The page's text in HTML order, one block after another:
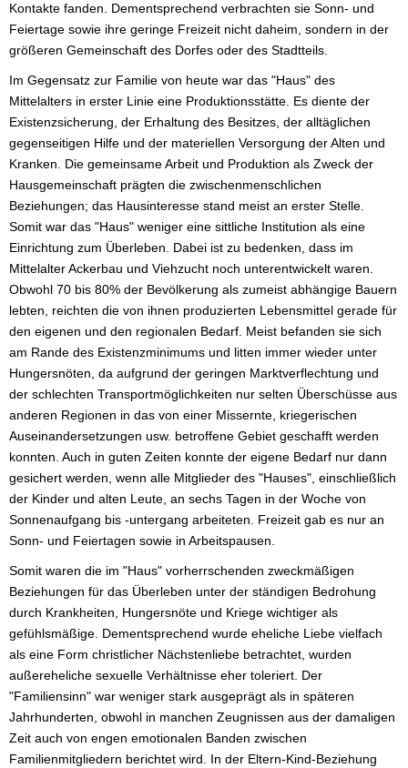
Kontakte fanden. Dementsprechend verbrachten sie Sonn- und
Feiertage sowie ihre geringe Freizeit nicht daheim, sondern in der
größeren Gemeinschaft des Dorfes oder des Stadtteils.
Im Gegensatz zur Familie von heute war das "Haus" des
Mittelalters in erster Linie eine Produktionsstätte. Es diente der
Existenzsicherung, der Erhaltung des Besitzes, der alltäglichen
gegenseitigen Hilfe und der materiellen Versorgung der Alten und
Kranken. Die gemeinsame Arbeit und Produktion als Zweck der
Hausgemeinschaft prägten die zwischenmenschlichen
Beziehungen; das Hausinteresse stand meist an erster Stelle.
Somit war das "Haus" weniger eine sittliche Institution als eine
Einrichtung zum Überleben. Dabei ist zu bedenken, dass im
Mittelalter Ackerbau und Viehzucht noch unterentwickelt waren.
Obwohl 70 bis 80% der Bevölkerung als zumeist abhängige Bauern
lebten, reichten die von ihnen produzierten Lebensmittel gerade für
den eigenen und den regionalen Bedarf. Meist befanden sie sich
am Rande des Existenzminimums und litten immer wieder unter
Hungersnöten, da aufgrund der geringen Marktverflechtung und
der schlechten Transportmöglichkeiten nur selten Überschüsse aus
anderen Regionen in das von einer Missernte, kriegerischen
Auseinandersetzungen usw. betroffene Gebiet geschafft werden
konnten. Auch in guten Zeiten konnte der eigene Bedarf nur dann
gesichert werden, wenn alle Mitglieder des "Hauses", einschließlich
der Kinder und alten Leute, an sechs Tagen in der Woche von
Sonnenaufgang bis -untergang arbeiteten. Freizeit gab es nur an
Sonn- und Feiertagen sowie in Arbeitspausen.
Somit waren die im "Haus" vorherrschenden zweckmäßigen
Beziehungen für das Überleben unter der ständigen Bedrohung
durch Krankheiten, Hungersnöte und Kriege wichtiger als
gefühlsmäßige. Dementsprechend wurde eheliche Liebe vielfach
als eine Form christlicher Nächstenliebe betrachtet, wurden
außereheliche sexuelle Verhältnisse eher toleriert. Der
"Familiensinn" war weniger stark ausgeprägt als in späteren
Jahrhunderten, obwohl in manchen Zeugnissen aus der damaligen
Zeit auch von engen emotionalen Banden zwischen
Familienmitgliedern berichtet wird. In der Eltern-Kind-Beziehung